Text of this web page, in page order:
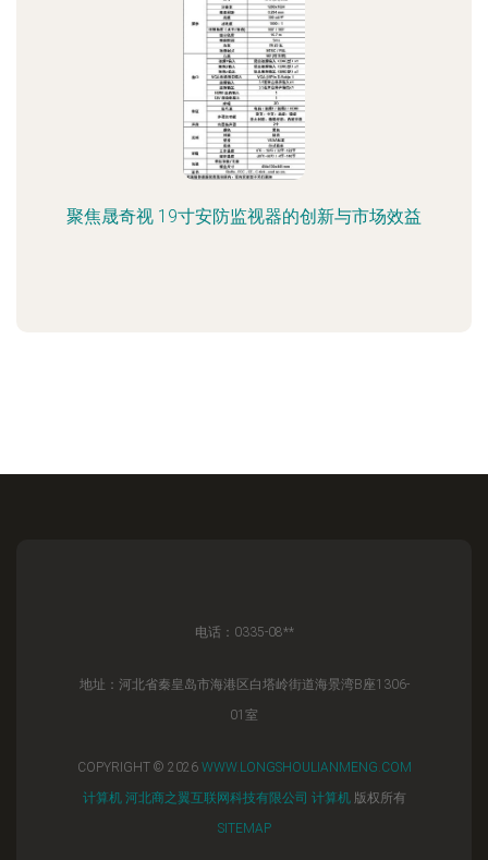
聚焦晟奇视 19寸安防监视器的创新与市场效益
电话：0335-08**
地址：河北省秦皇岛市海港区白塔岭街道海景湾B座1306-
01室
COPYRIGHT © 2026 WWW.LONGSHOULIANMENG.COM
计算机 河北商之翼互联网科技有限公司 计算机版权所有
SITEMAP